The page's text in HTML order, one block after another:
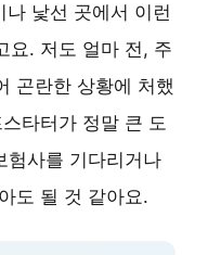
낯선 곳에서 이런
요. 저도 얼마 전, 주
곤란한 상황에 처했
타터가 정말 큰 도
험사를 기다리거나
도 될 것 같아요.